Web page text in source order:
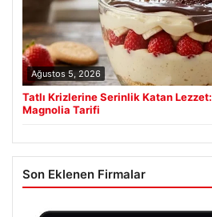
Ağustos 5, 2026
Tatlı Krizlerine Serinlik Katan
Magnolia Tarifi
Son Eklenen Firmalar